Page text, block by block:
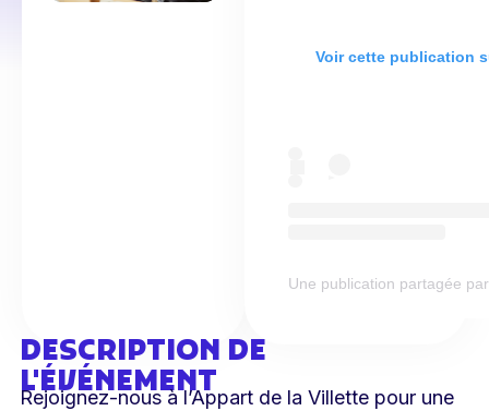
Voir cette publication
Une publication partagée
DESCRIPTION DE
L'ÉVÉNEMENT
Rejoignez-nous à l’Appart de la Villette pour une